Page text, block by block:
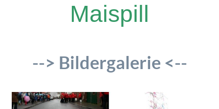
Maispill
--> Bildergalerie <--